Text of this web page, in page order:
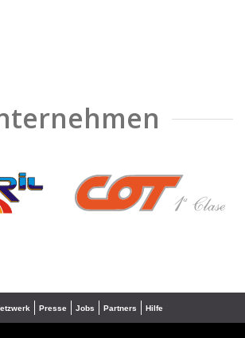
❯
Presse Jobs Partners Hilfe